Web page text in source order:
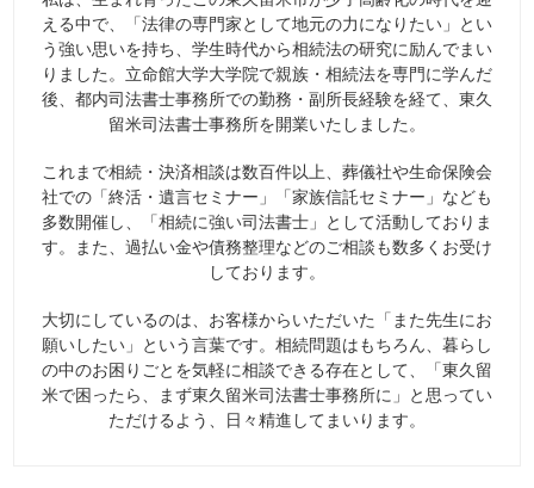
える中で、「法律の専門家として地元の力になりたい」とい
う強い思いを持ち、学生時代から相続法の研究に励んでまい
りました。立命館大学大学院で親族・相続法を専門に学んだ
後、都内司法書士事務所での勤務・副所長経験を経て、東久
留米司法書士事務所を開業いたしました。
これまで相続・決済相談は数百件以上、葬儀社や生命保険会
社での「終活・遺言セミナー」「家族信託セミナー」なども
多数開催し、「相続に強い司法書士」として活動しておりま
す。また、過払い金や債務整理などのご相談も数多くお受け
しております。
大切にしているのは、お客様からいただいた「また先生にお
願いしたい」という言葉です。相続問題はもちろん、暮らし
の中のお困りごとを気軽に相談できる存在として、「東久留
米で困ったら、まず東久留米司法書士事務所に」と思ってい
ただけるよう、日々精進してまいります。